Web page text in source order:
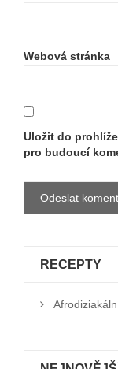
Webová stránka
Uložit do
pro budoucí
RECEPTY